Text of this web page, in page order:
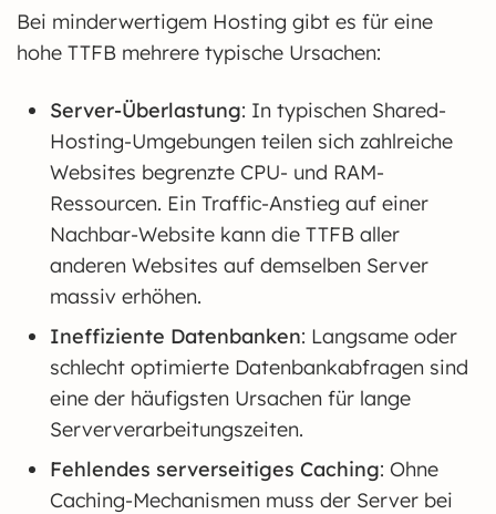
Bei minderwertigem Hosting gibt es für eine
hohe TTFB mehrere typische Ursachen:
Server-Überlastung: In typischen Shared-
Hosting-Umgebungen teilen sich zahlreiche
Websites begrenzte CPU- und RAM-
Ressourcen. Ein Traffic-Anstieg auf einer
Nachbar-Website kann die TTFB aller
anderen Websites auf demselben Server
massiv erhöhen.
Ineffiziente Datenbanken: Langsame oder
schlecht optimierte Datenbankabfragen sind
eine der häufigsten Ursachen für lange
Serververarbeitungszeiten.
Fehlendes serverseitiges Caching: Ohne
Caching-Mechanismen muss der Server bei